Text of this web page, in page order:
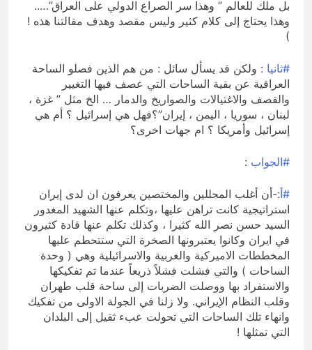
بل ملك للعالم ” وهذا سر الصراع الدولي على العراق”…..
وهذا يحتاج إلى كلام كثير وليس مقصد وهدف مقالتنا هذه !
)
#ثانيا : ولكن قد يسأل سائل : من هم الذين فصلو الساحة
العراقية عن بقية الساحات التي عصف فيها التغيير
والقصف والاغتيالات والصواريخ والدمار … الخ مثل ” غزة ،
لبنان ، سوريا ، اليمن ، إيران”؟فهل هي إسرائيل ؟ أم هي
إسرائيل وأمريكا ؟ ام جهات اخرى؟
#الجواب :
#أ:-أن أغلب المحللين والمختصين يعرفون ان لدى إيران
استراتيجية كانت تراهن عليها ،وتكلم عنها الشهيد المغدور
السيد حسن نصر الله كثيرا ، وكذلك تكلم عنها قادة كثيرون
في ايران وكانوا يعتبرونها الصخرة التي ستتحطم عليها
المخططات الاميركية والغربية والاسرائيلية وهي ( وحدة
الساحات ) والتي فشلت فشلاً ذريعاً عندما تم تفكيكها
والاستفراد بها ووصلت الضربات إلى ساحة قلب طهران
وقلب النظام الإيراني. ولا زلنا في الجولة الاولى من تفكيك
وانهاء تلك الساحات التي تحولت عبء ثقيل إلى البلدان
التي تمثلها !